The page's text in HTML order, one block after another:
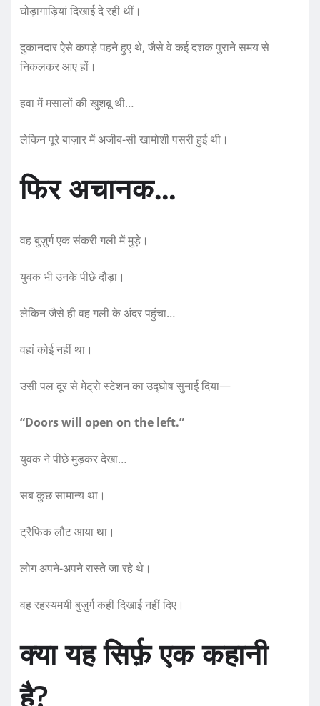
घोड़ागाड़ियां दिखाई दे रही थीं।
दुकानदार ऐसे कपड़े पहने हुए थे, जैसे वे कई दशक पुराने समय से
निकलकर आए हों।
हवा में मसालों की खुशबू थी…
लेकिन पूरे बाज़ार में अजीब-सी खामोशी पसरी हुई थी।
फिर अचानक…
वह बुज़ुर्ग एक संकरी गली में मुड़े।
युवक भी उनके पीछे दौड़ा।
लेकिन जैसे ही वह गली के अंदर पहुंचा…
वहां कोई नहीं था।
उसी पल दूर से मेट्रो स्टेशन का उद्घोष सुनाई दिया—
“Doors will open on the left.”
युवक ने पीछे मुड़कर देखा…
सब कुछ सामान्य था।
ट्रैफिक लौट आया था।
लोग अपने-अपने रास्ते जा रहे थे।
वह रहस्यमयी बुज़ुर्ग कहीं दिखाई नहीं दिए।
क्या यह सिर्फ़ एक कहानी
है?